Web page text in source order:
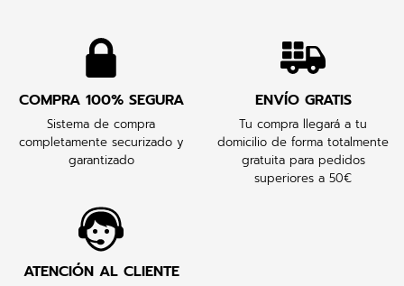
COMPRA 100% SEGURA
Sistema de compra
completamente securizado y
garantizado
ENVÍO GRATIS
Tu compra llegará a tu
domicilio de forma totalmente
gratuita para pedidos
superiores a 50€
ATENCIÓN AL CLIENTE